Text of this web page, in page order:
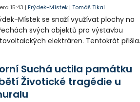
15:43 |Frýdek-Místek |Tomáš Tikal
Místek se snaží využívat plochy na
svých objektů pro výstavbu
elektráren. Tentokrát přišla
Suchá uctila památku
Životické tragédie u